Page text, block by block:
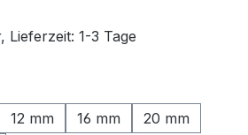
1-3 Tage
12 mm 16 mm
20 mm